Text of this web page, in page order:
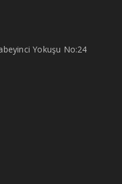
Yokuşu No:24